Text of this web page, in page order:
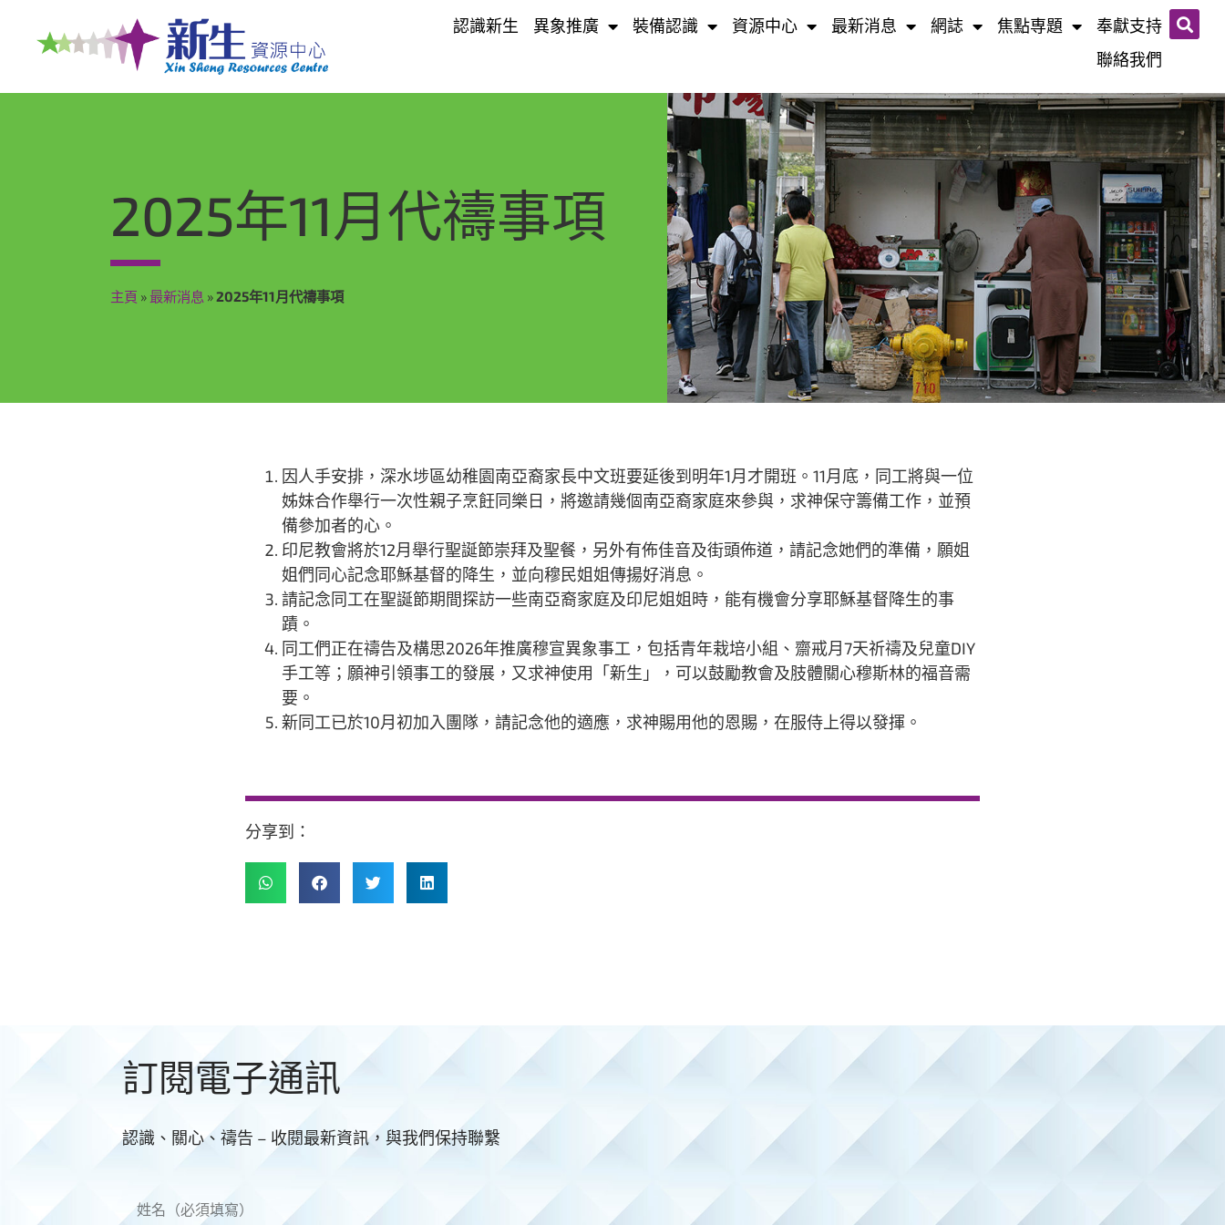
認識新生 異象推廣 裝備認識 資源中心 最新消息 網誌​ 焦點専題
奉獻支持
聯絡我們
2025年11月代禱事項
主頁 » 最新消息 »2025年11月代禱事項
因人手安排，深水埗區幼稚園南亞裔家長中文班要延後到明年1月才開班。11月底，同工將與一位
姊妹合作舉行一次性親子烹飪同樂日，將邀請幾個南亞裔家庭來參與，求神保守籌備工作，並預
備參加者的心。
印尼教會將於12月舉行聖誕節崇拜及聖餐，另外有佈佳音及街頭佈道，請記念她們的準備，願姐
姐們同心記念耶穌基督的降生，並向穆民姐姐傳揚好消息。
請記念同工在聖誕節期間探訪一些南亞裔家庭及印尼姐姐時，能有機會分享耶穌基督降生的事
蹟。
同工們正在禱告及構思2026年推廣穆宣異象事工，包括青年栽培小組、齋戒月7天祈禱及兒童DIY
手工等；願神引領事工的發展，又求神使用「新生」，可以鼓勵教會及肢體關心穆斯林的福音需
要。
新同工已於10月初加入團隊，請記念他的適應，求神賜用他的恩賜，在服侍上得以發揮。
分享到：
訂閱電子通訊
認識、關心、禱告 – 收閱最新資訊，與我們保持聯繫